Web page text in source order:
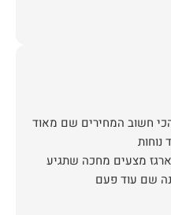
חשוב המחירים שם מאוד
מצעים מחכה שתגיע
שם עוד פעם